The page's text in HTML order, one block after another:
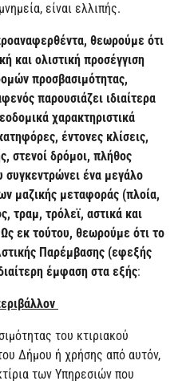
είναι ελλιπής.
θεωρούμε ότι
και ολιστική προσέγγιση
προσβασιμότητας,
παρουσιάζει ιδιαίτερα
χαρακτηριστικά
έντονες κλίσεις,
στενοί δρόμοι, πλήθος
ένα μεγάλο
μαζικής μεταφοράς (πλοία,
τραμ, τρόλεϊ, αστικά και
εκ τούτου, θεωρούμε ότι το
Παρέμβασης (εφεξής
έμφαση στα εξής:
του κτιριακού
Δήμου ή χρήσης από αυτόν,
των Υπηρεσιών που